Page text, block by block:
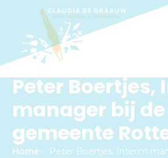
Peter Boertjes,
manager bij de
gemeente
Home ›
Peter Boertjes, Interim